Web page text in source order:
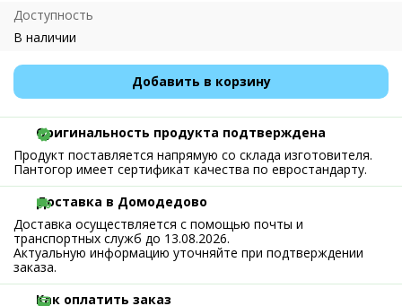
Доступность
В наличии
Добавить в корзину
Оригинальность продукта подтверждена
Продукт поставляется напрямую со склада изготовителя.
Пантогор имеет сертификат качества по евростандарту.
Доставка в Домодедово
Доставка осуществляется с помощью почты и
транспортных служб до 13.08.2026.
Актуальную информацию уточняйте при подтверждении
заказа.
Как оплатить заказ